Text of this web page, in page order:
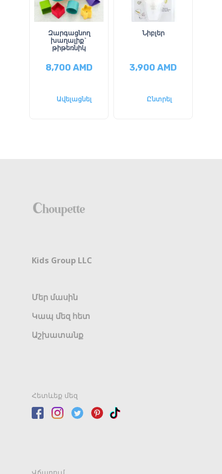
Զարգացնող
խաղալիք`
թիթեռնիկ
8,700AMD
Ավելացնել
Նիբլեր
3,900AMD
Ընտրել
Kids Group LLC
Մեր մասին
Կապ մեզ հետ
Աշխատանք
Հետևեք մեզ